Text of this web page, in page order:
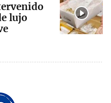
lujo